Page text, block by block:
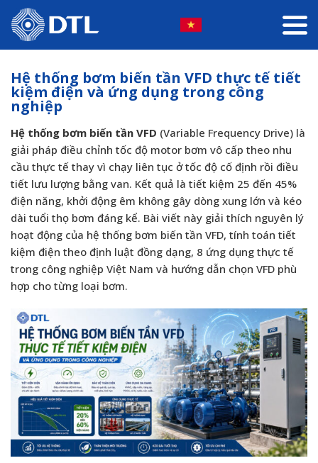
Hệ thống bơm biến tần VFD thực tế tiết
kiệm điện và ứng dụng trong công
nghiệp
Hệ thống bơm biến tần VFD (Variable Frequency Drive) là
giải pháp điều chỉnh tốc độ motor bơm vô cấp theo nhu
cầu thực tế thay vì chạy liên tục ở tốc độ cố định rồi điều
tiết lưu lượng bằng van. Kết quả là tiết kiệm 25 đến 45%
điện năng, khởi động êm không gây dòng xung lớn và kéo
dài tuổi thọ bơm đáng kể. Bài viết này giải thích nguyên lý
hoạt động của hệ thống bơm biến tần VFD, tính toán tiết
kiệm điện theo định luật đồng dạng, 8 ứng dụng thực tế
trong công nghiệp Việt Nam và hướng dẫn chọn VFD phù
hợp cho từng loại bơm.